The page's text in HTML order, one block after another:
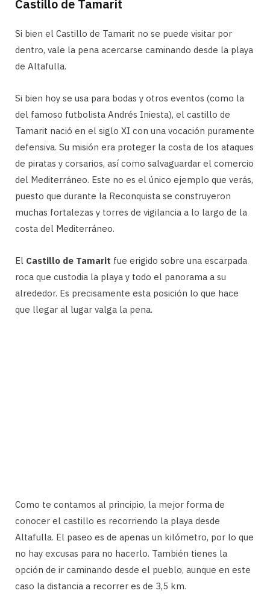
Castillo de Tamarit
Si bien el Castillo de Tamarit no se puede visitar por
dentro, vale la pena acercarse caminando desde la playa
de Altafulla.
Si bien hoy se usa para bodas y otros eventos (como la
del famoso futbolista Andrés Iniesta), el castillo de
Tamarit nació en el siglo XI con una vocación puramente
defensiva. Su misión era proteger la costa de los ataques
de piratas y corsarios, así como salvaguardar el comercio
del Mediterráneo. Este no es el único ejemplo que verás,
puesto que durante la Reconquista se construyeron
muchas fortalezas y torres de vigilancia a lo largo de la
costa del Mediterráneo.
El Castillo de Tamarit fue erigido sobre una escarpada
roca que custodia la playa y todo el panorama a su
alrededor. Es precisamente esta posición lo que hace
que llegar al lugar valga la pena.
Como te contamos al principio, la mejor forma de
conocer el castillo es recorriendo la playa desde
Altafulla. El paseo es de apenas un kilómetro, por lo que
no hay excusas para no hacerlo. También tienes la
opción de ir caminando desde el pueblo, aunque en este
caso la distancia a recorrer es de 3,5 km.